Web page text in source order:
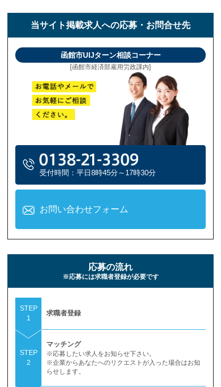
当サイト掲載求人への応募・お問合せ先
函館市UIJターン相談コーナー
[函館市経済部雇用労政課内]
受付時間：平日8時45分～17時30分
お問い合わせフォーム
応募の流れ
※応募には求職者登録が必要です
STEP
1
求職者登録
STEP
2
マッチング
※応募したい求人をお知らせ下さい。
※企業からあなたへのリクエストが入った場合はお知
らせします。